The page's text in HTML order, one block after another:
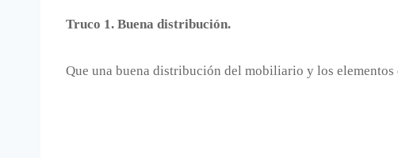
Truco 1. Buena distribución.
Que una buena distribución del mobiliario y los